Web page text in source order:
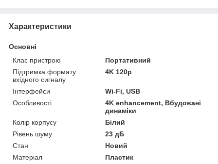
Характеристики
Основні
Клас пристрою
Портативний
Підтримка формату
вхідного сигналу
4K 120p
Інтерфейси
Wi-Fi, USB
Особливості
4K enhancement, Вбудовані
динаміки
Колір корпусу
Білий
Рівень шуму
23 дБ
Стан
Новий
Матеріал
Пластик